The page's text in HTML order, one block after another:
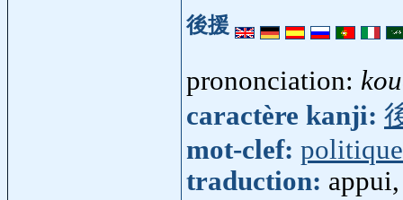
後援
prononciation:
caractère kanji:
mot-clef: politique
traduction: